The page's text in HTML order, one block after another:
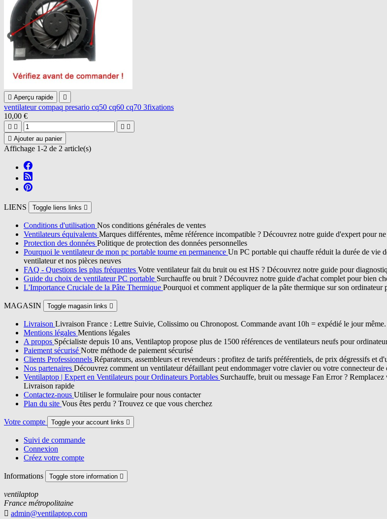
 Aperçu rapide 
ventilateur compaq presario cq50 cq60 cq70 3fixations
10,00 €
   
 Ajouter au panier
Affichage 1-2 de 2 article(s)
LIENS Toggle liens links 
Conditions d'utilisation Nos conditions générales de ventes
Ventilateurs équivalents Marques différentes, même référence incompatible ? Découvrez notre guide d'expert pour
Protection des données Politique de protection des données personnelles
Pourquoi le ventilateur de mon pc portable tourne en permanence Un PC portable qui chauffe réduit la durée de vie
ventilateur et nos pièces neuves
FAQ - Questions les plus fréquentes Votre ventilateur fait du bruit ou est HS ? Découvrez notre guide pour
Guide du choix de ventilateur PC portable Surchauffe ou bruit ? Découvrez notre guide d'achat complet pour bien
L'Importance Cruciale de la Pâte Thermique Pourquoi et comment appliquer de la pâte thermique sur son
MAGASIN Toggle magasin links 
Livraison Livraison France : Lettre Suivie, Colissimo ou Chronopost. Commande avant 10h = expédié le jour
Mentions légales Mentions légales
A propos Spécialiste depuis 10 ans, Ventilaptop propose plus de 1500 références de ventilateurs neufs pour
Paiement sécurisé Notre méthode de paiement sécurisé
Clients Professionnels Réparateurs, assembleurs et revendeurs : profitez de tarifs préférentiels, de prix dégressifs et
Nos partenaires Découvrez comment un ventilateur défaillant peut endommager votre clavier ou votre connecteur
Ventilaptop | Expert en Ventilateurs pour Ordinateurs Portables Surchauffe, bruit ou message Fan Error ?
Livraison rapide
Contactez-nous Utiliser le formulaire pour nous contacter
Plan du site Vous êtes perdu ? Trouvez ce que vous cherchez
Votre compte Toggle your account links 
Suivi de commande
Connexion
Créez votre compte
Informations Toggle store information 
ventilaptop
France métropolitaine
 admin@ventilaptop.com